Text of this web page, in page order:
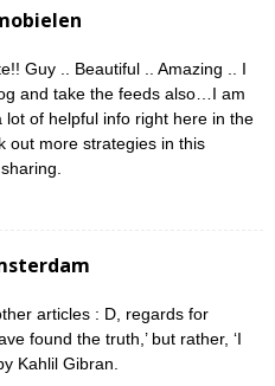
Guy .. Beautiful .. Amazing .. I
and take the feeds also…I am
lot of helpful info right here in the
out more strategies in this
articles : D, regards for
found the truth,’ but rather, ‘I
Kahlil Gibran.